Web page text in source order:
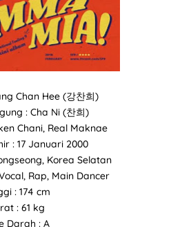
Chan Hee (강찬희)
: Cha Ni (찬희)
Chani, Real Maknae
: 17 Januari 2000
Korea Selatan
Rap, Main Dancer
: 174 cm
: 61 kg
Darah : A